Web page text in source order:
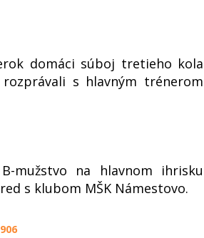
domáci súboj tretieho kola
s hlavným trénerom
mužstvo na hlavnom ihrisku
s klubom MŠK Námestovo.